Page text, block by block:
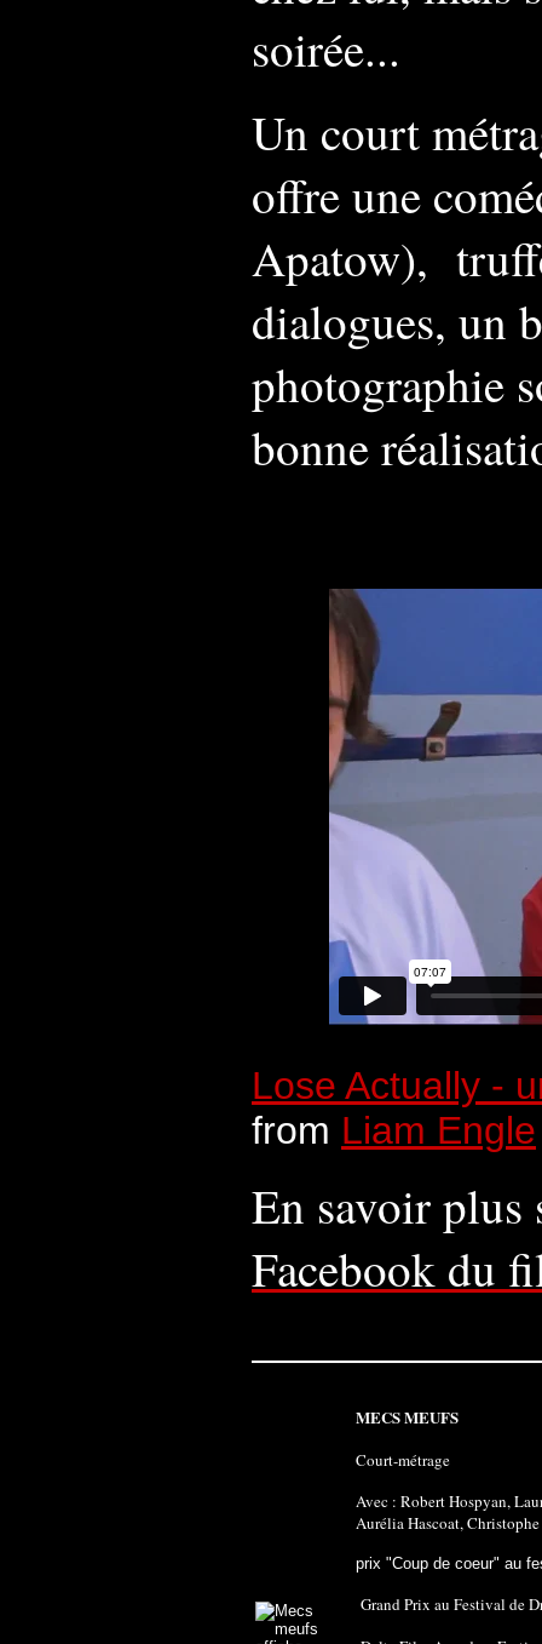
soirée...
Un court
offre une
Apatow),
dialogues, un
photographie
bonne
Lose Actually -
from Liam Engle
En savoir
Facebook du
MECS MEUFS
Court-métrage
Avec : Robert Hospyan,
Aurélia Hascoat,
prix "Coup de coeur" au
Grand Prix au Festival de